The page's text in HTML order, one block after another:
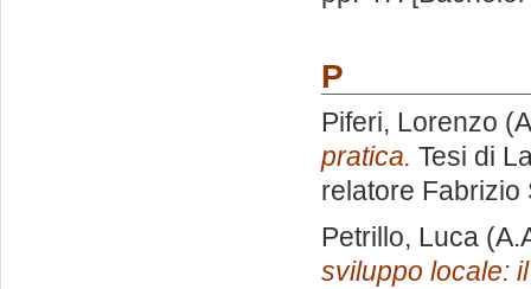
P
Piferi, Lorenzo
pratica. Tesi di
relatore Fabrizio
Petrillo, Luca
sviluppo locale: